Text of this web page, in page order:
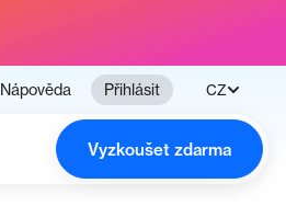
Nápověda Přihlásit CZ
Vyzkoušet zdarma